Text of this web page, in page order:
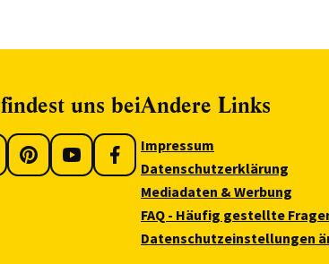
uns beiAndere Links
Impressum
Datenschutzerklärung
Mediadaten & Werbung
FAQ - Häufig gestellte
Datenschutzeinstellungen